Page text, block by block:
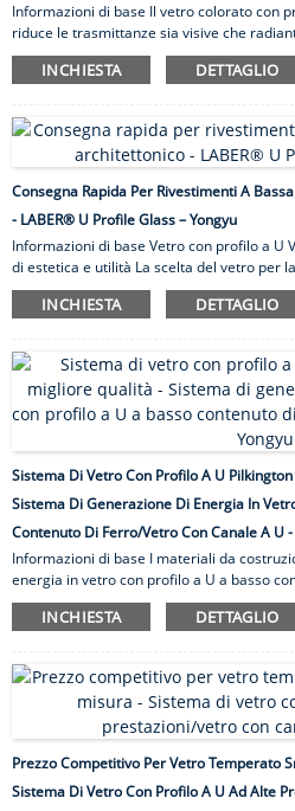
Informazioni di base Il vetro colorato con
riduce le trasmittanze sia visive che
sempre un trattamento termico per
rottura e tende a reirradiare il calore
ordinati in base alla trasmissione della
di vetro effettivi per una
ceramica colorate vengono cotte a 650
INCHIESTA DETTAGLIO
Consegna Rapida Per Rivestimenti A
- LABER® U Profile Glass – Yongyu
Informazioni di base Vetro con profilo a U
di estetica e utilità La scelta del vetro per
divisoria dell'ufficio non deve essere data
esplorare le tue opzioni per finire con
un'occhiata al nostro vetro con profilo a
accattivante, ma questo tipo di vetro con
vanta anche molte proprietà che lo
INCHIESTA DETTAGLIO
Sistema Di Vetro Con Profilo A U
Sistema Di Generazione Di Energia In
Contenuto Di Ferro/vetro Con Canale A U -
Informazioni di base I materiali da
energia in vetro con profilo a U a basso
combinano i vantaggi del vetro da
di generazione di energia solare per
emissioni.UBIPV e la città possono essere
rendere il fotovoltaico parte della vita
costruzione, ma può anche raggiungere
generazione di energia e può anche
INCHIESTA DETTAGLIO
Prezzo Competitivo Per Vetro Temperato
Sistema Di Vetro Con Profilo A U Ad Alte